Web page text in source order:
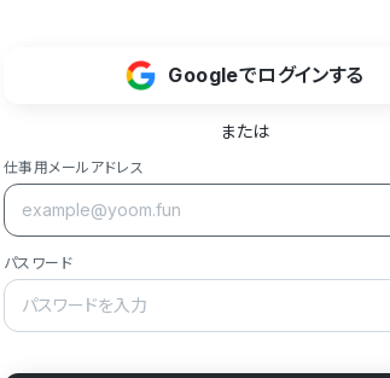
Googleでログインする
または
仕事用メールアドレス
パスワード